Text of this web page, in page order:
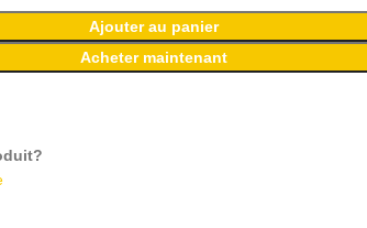
Ajouter au panier
Acheter maintenant